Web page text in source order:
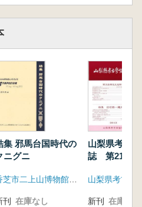
の背景 美濃と肥前の
茶陶
集 邪馬台国時代の
ニグニ
香芝市二上山博物館友の会「ふたかみ史遊会」
刊 在庫なし
山梨県考古
誌 第21号
山梨県考古学
新刊 在庫なし